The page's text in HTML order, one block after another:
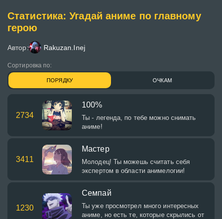
Статистика: Угадай аниме по главному
герою
Автор: Rakuzan.Inej
Сортировка по:
ПОРЯДКУ ОЧКАМ
2734
100%
Ты - легенда, по тебе можно снимать
аниме!
3411
Мастер
Молодец! Ты можешь считать себя
экспертом в области анимелогии!
1230
Семпай
Ты уже просмотрел много интересных
аниме, но есть те, которые скрылись от